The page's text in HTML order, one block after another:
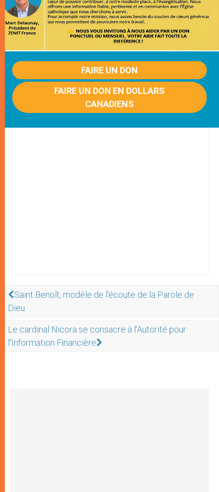
FAIRE UN DON
FAIRE UN DON EN DOLLARS
CANADIENS
Saint Benoît, modèle de l’écoute de la Parole de
Dieu
Le cardinal Nicora se consacre à l’Autorité pour
l'Information Financière